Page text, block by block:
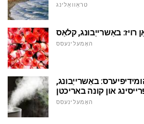
טראַוואַלינג
האָמעלינעסס
באַשרייַבונג,
און קונה באריכטן
האָמעלינעסס